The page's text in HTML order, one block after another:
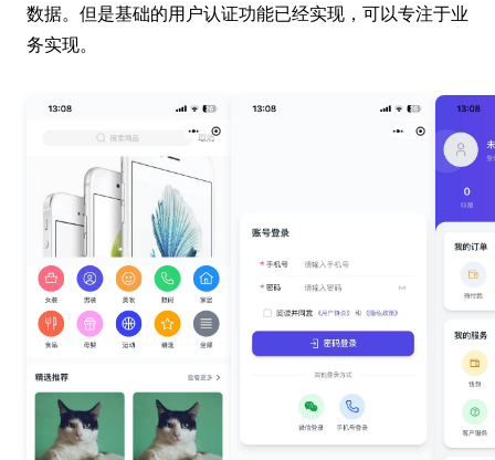
数据。但是基础的用户认证功能已经实现，可以专注于业
务实现。